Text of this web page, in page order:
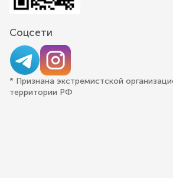
Соцсети
* Признана экстремистской
территории РФ